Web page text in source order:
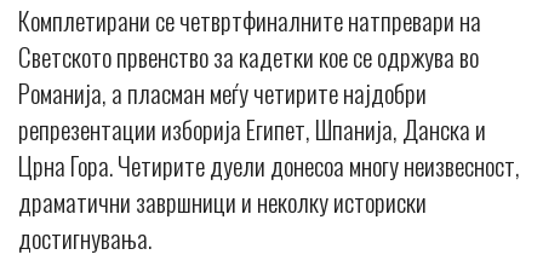
Комплетирани се четвртфиналните натпревари на
Светското првенство за кадетки кое се одржува во
Романија, а пласман меѓу четирите најдобри
репрезентации изборија Египет, Шпанија, Данска и
Црна Гора. Четирите дуели донесоа многу неизвесност,
драматични завршници и неколку историски
достигнувања.